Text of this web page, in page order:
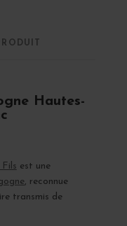
Hautes-
est une
, reconnue
transmis de